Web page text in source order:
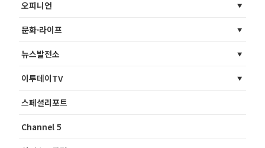
오피니언
문화·라이프
뉴스발전소
이투데이TV
스페셜리포트
Channel 5